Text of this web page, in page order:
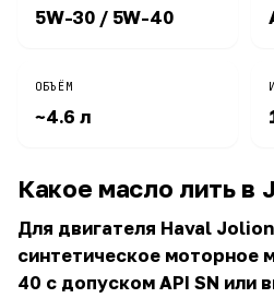
5W-30 / 5W-40
ОБЪЁМ
~4.6 л
Какое масло лить в
Для двигателя Haval
синтетическое моторное
40 с допуском API SN или